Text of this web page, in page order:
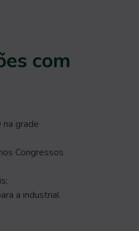
com
grade
Congressos
a industrial